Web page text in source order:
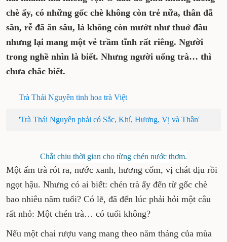
chè ấy, có những gốc chè không còn trẻ nữa, thân đã
sần, rễ đã ăn sâu, lá không còn mướt như thuở đầu
nhưng lại mang một vẻ trầm tĩnh rất riêng. Người
trong nghề nhìn là biết. Nhưng người uống trà… thì
chưa chắc biết.
Trà Thái Nguyên tinh hoa trà Việt
'Trà Thái Nguyên phải có Sắc, Khí, Hương, Vị và Thần'
Chắt chiu thời gian cho từng chén nước thơm.
Một ấm trà rót ra, nước xanh, hương cốm, vị chát dịu rồi
ngọt hậu. Nhưng có ai biết: chén trà ấy đến từ gốc chè
bao nhiêu năm tuổi? Có lẽ, đã đến lúc phải hỏi một câu
rất nhỏ: Một chén trà… có tuổi không?
Nếu một chai rượu vang mang theo năm tháng của mùa